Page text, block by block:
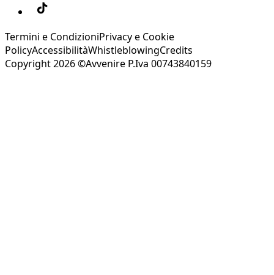
Termini e CondizioniPrivacy e Cookie
PolicyAccessibilitàWhistleblowingCredits
Copyright 2026 ©Avvenire P.Iva 00743840159